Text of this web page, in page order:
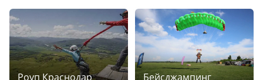
Роуп Краснодар Бейсджампинг